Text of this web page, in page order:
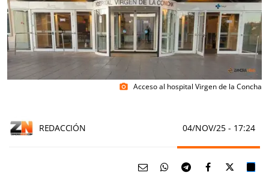
photo_camera Acceso al hospital Virgen de la Concha
REDACCIÓN 04/NOV/25 - 17:24